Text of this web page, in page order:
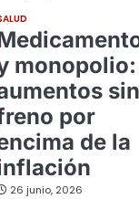
monopolio:
sin
por
de la
26 junio, 2026